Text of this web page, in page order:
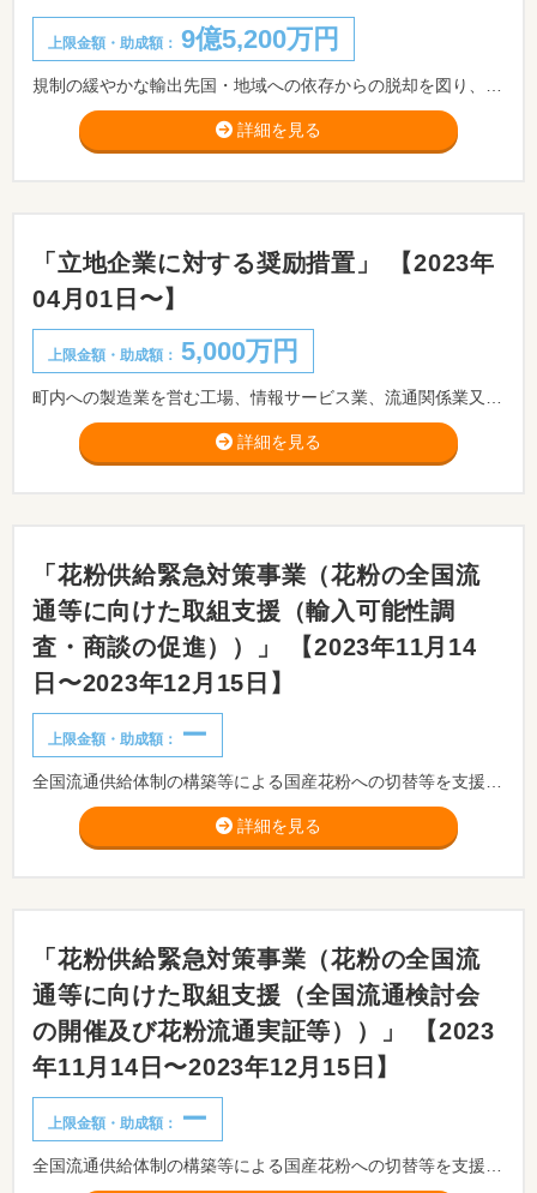
上限金額・助成額： 9億5,200万円
詳細を見る
「立地企業に対する奨励措置」 【2023年
04月01日〜】
上限金額・助成額： 5,000万円
詳細を見る
「花粉供給緊急対策事業（花粉の全国流
通等に向けた取組支援（輸入可能性調
査・商談の促進））」 【2023年11月14
日〜2023年12月15日】
上限金額・助成額： ー
詳細を見る
「花粉供給緊急対策事業（花粉の全国流
通等に向けた取組支援（全国流通検討会
の開催及び花粉流通実証等））」 【2023
年11月14日〜2023年12月15日】
上限金額・助成額： ー